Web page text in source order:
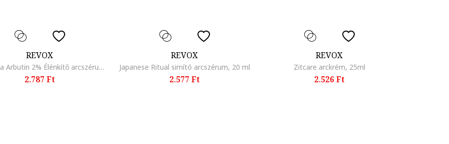
REVOX
Just Alpha Arbutin 2% Élénkítő arcszérum, 30 ml
2.787 Ft
REVOX
Japanese Ritual simító arcszérum, 20 ml
2.577 Ft
REVOX
Zitcare arckrém, 25ml
2.526 Ft